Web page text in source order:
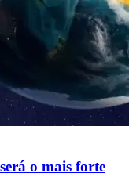
o mais forte